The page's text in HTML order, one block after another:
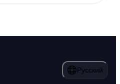
Русский